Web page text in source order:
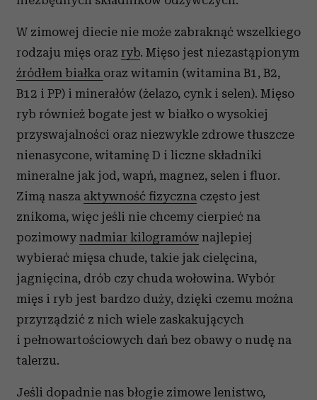
W zimowej diecie nie może zabraknąć wszelkiego
rodzaju mięs oraz ryb. Mięso jest niezastąpionym
źródłem białka oraz witamin (witamina B1, B2,
B12 i PP) i minerałów (żelazo, cynk i selen). Mięso
ryb również bogate jest w białko o wysokiej
przyswajalności oraz niezwykle zdrowe tłuszcze
nienasycone, witaminę D i liczne składniki
mineralne jak jod, wapń, magnez, selen i fluor.
Zimą nasza aktywność fizyczna często jest
znikoma, więc jeśli nie chcemy cierpieć na
pozimowy nadmiar kilogramów najlepiej
wybierać mięsa chude, takie jak cielęcina,
jagnięcina, drób czy chuda wołowina. Wybór
mięs i ryb jest bardzo duży, dzięki czemu można
przyrządzić z nich wiele zaskakujących
i pełnowartościowych dań bez obawy o nudę na
talerzu.
Jeśli dopadnie nas błogie zimowe lenistwo,